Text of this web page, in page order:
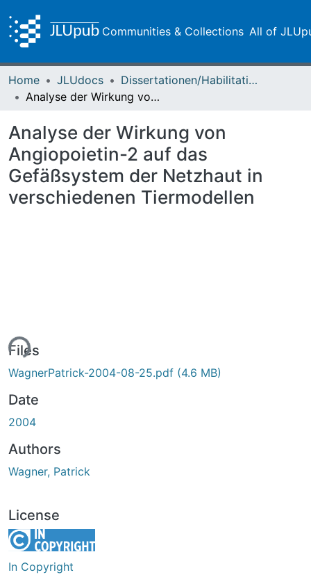
Communities & Collections All of
Home JLUdocs
Dissertationen/Habilitationen
Analyse der Wirkung von Angiopoietin-2 auf das Gefäßsystem der Netzhaut in verschiedenen Tiermodellen
Analyse der Wirkung von
Angiopoietin-2 auf das
Gefäßsystem der Netzhaut in
verschiedenen Tiermodellen
Files
WagnerPatrick-2004-08-25.pdf (4.6 MB)
Date
2004
Authors
Wagner, Patrick
License
In Copyright